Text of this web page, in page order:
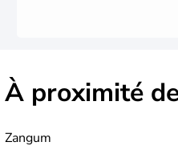
À proximité
Zangum